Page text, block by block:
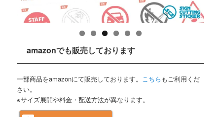
amazonでも販売しております
一部商品をamazonにて販売しております。 こちら もご利用くだ
さい。
※サイズ展開や料金・配送方法が異なります。